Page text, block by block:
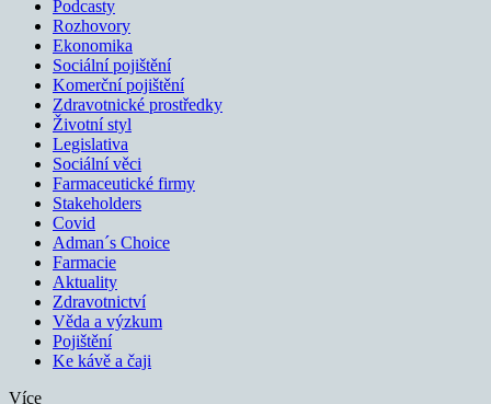
Podcasty
Rozhovory
Ekonomika
Sociální pojištění
Komerční pojištění
Zdravotnické prostředky
Životní styl
Legislativa
Sociální věci
Farmaceutické firmy
Stakeholders
Covid
Adman´s Choice
Farmacie
Aktuality
Zdravotnictví
Věda a výzkum
Pojištění
Ke kávě a čaji
Více